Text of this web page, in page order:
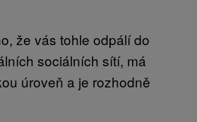
že vás tohle odpálí do
sociálních sítí, má
úroveň a je rozhodně